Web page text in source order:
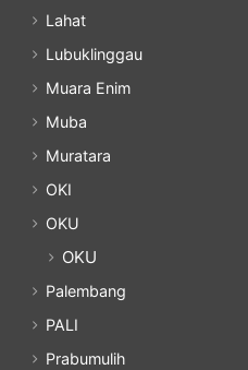
Lahat
Lubuklinggau
Muara Enim
Muba
Muratara
OKI
OKU
OKU
Palembang
PALI
Prabumulih